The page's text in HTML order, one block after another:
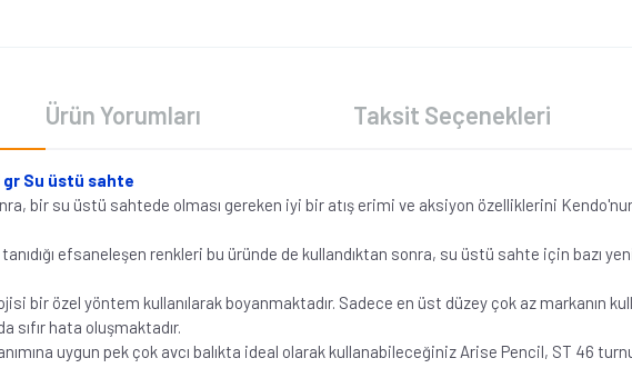
gr Su üstü sahte
bir su üstü sahtede olması gereken iyi bir atış erimi ve aksiyon özelliklerini
efsaneleşen renkleri bu üründe de kullandıktan sonra, su üstü sahte için bazı
bir özel yöntem kullanılarak boyanmaktadır. Sadece en üst düzey çok az markanın
sıfır hata oluşmaktadır.
uygun pek çok avcı balıkta ideal olarak kullanabileceğiniz Arise Pencil, ST 46
Ürün Yorumları Taksit Seçenekleri